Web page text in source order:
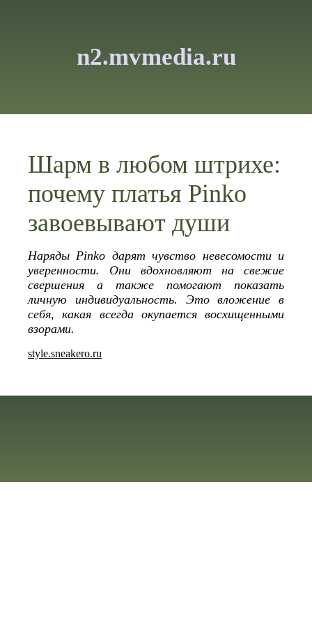
n2.mvmedia.ru
Шарм в любом штрихе:
почему платья Pinko
завоевывают души
Наряды Pinko дарят чувство невесомости и
уверенности. Они вдохновляют на свежие
свершения а также помогают показать
личную индивидуальность. Это вложение в
себя, какая всегда окупается восхищенными
взорами.
style.sneakero.ru